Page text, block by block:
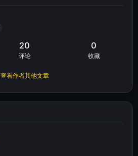
20
评论
0
收藏
查看作者其他文章